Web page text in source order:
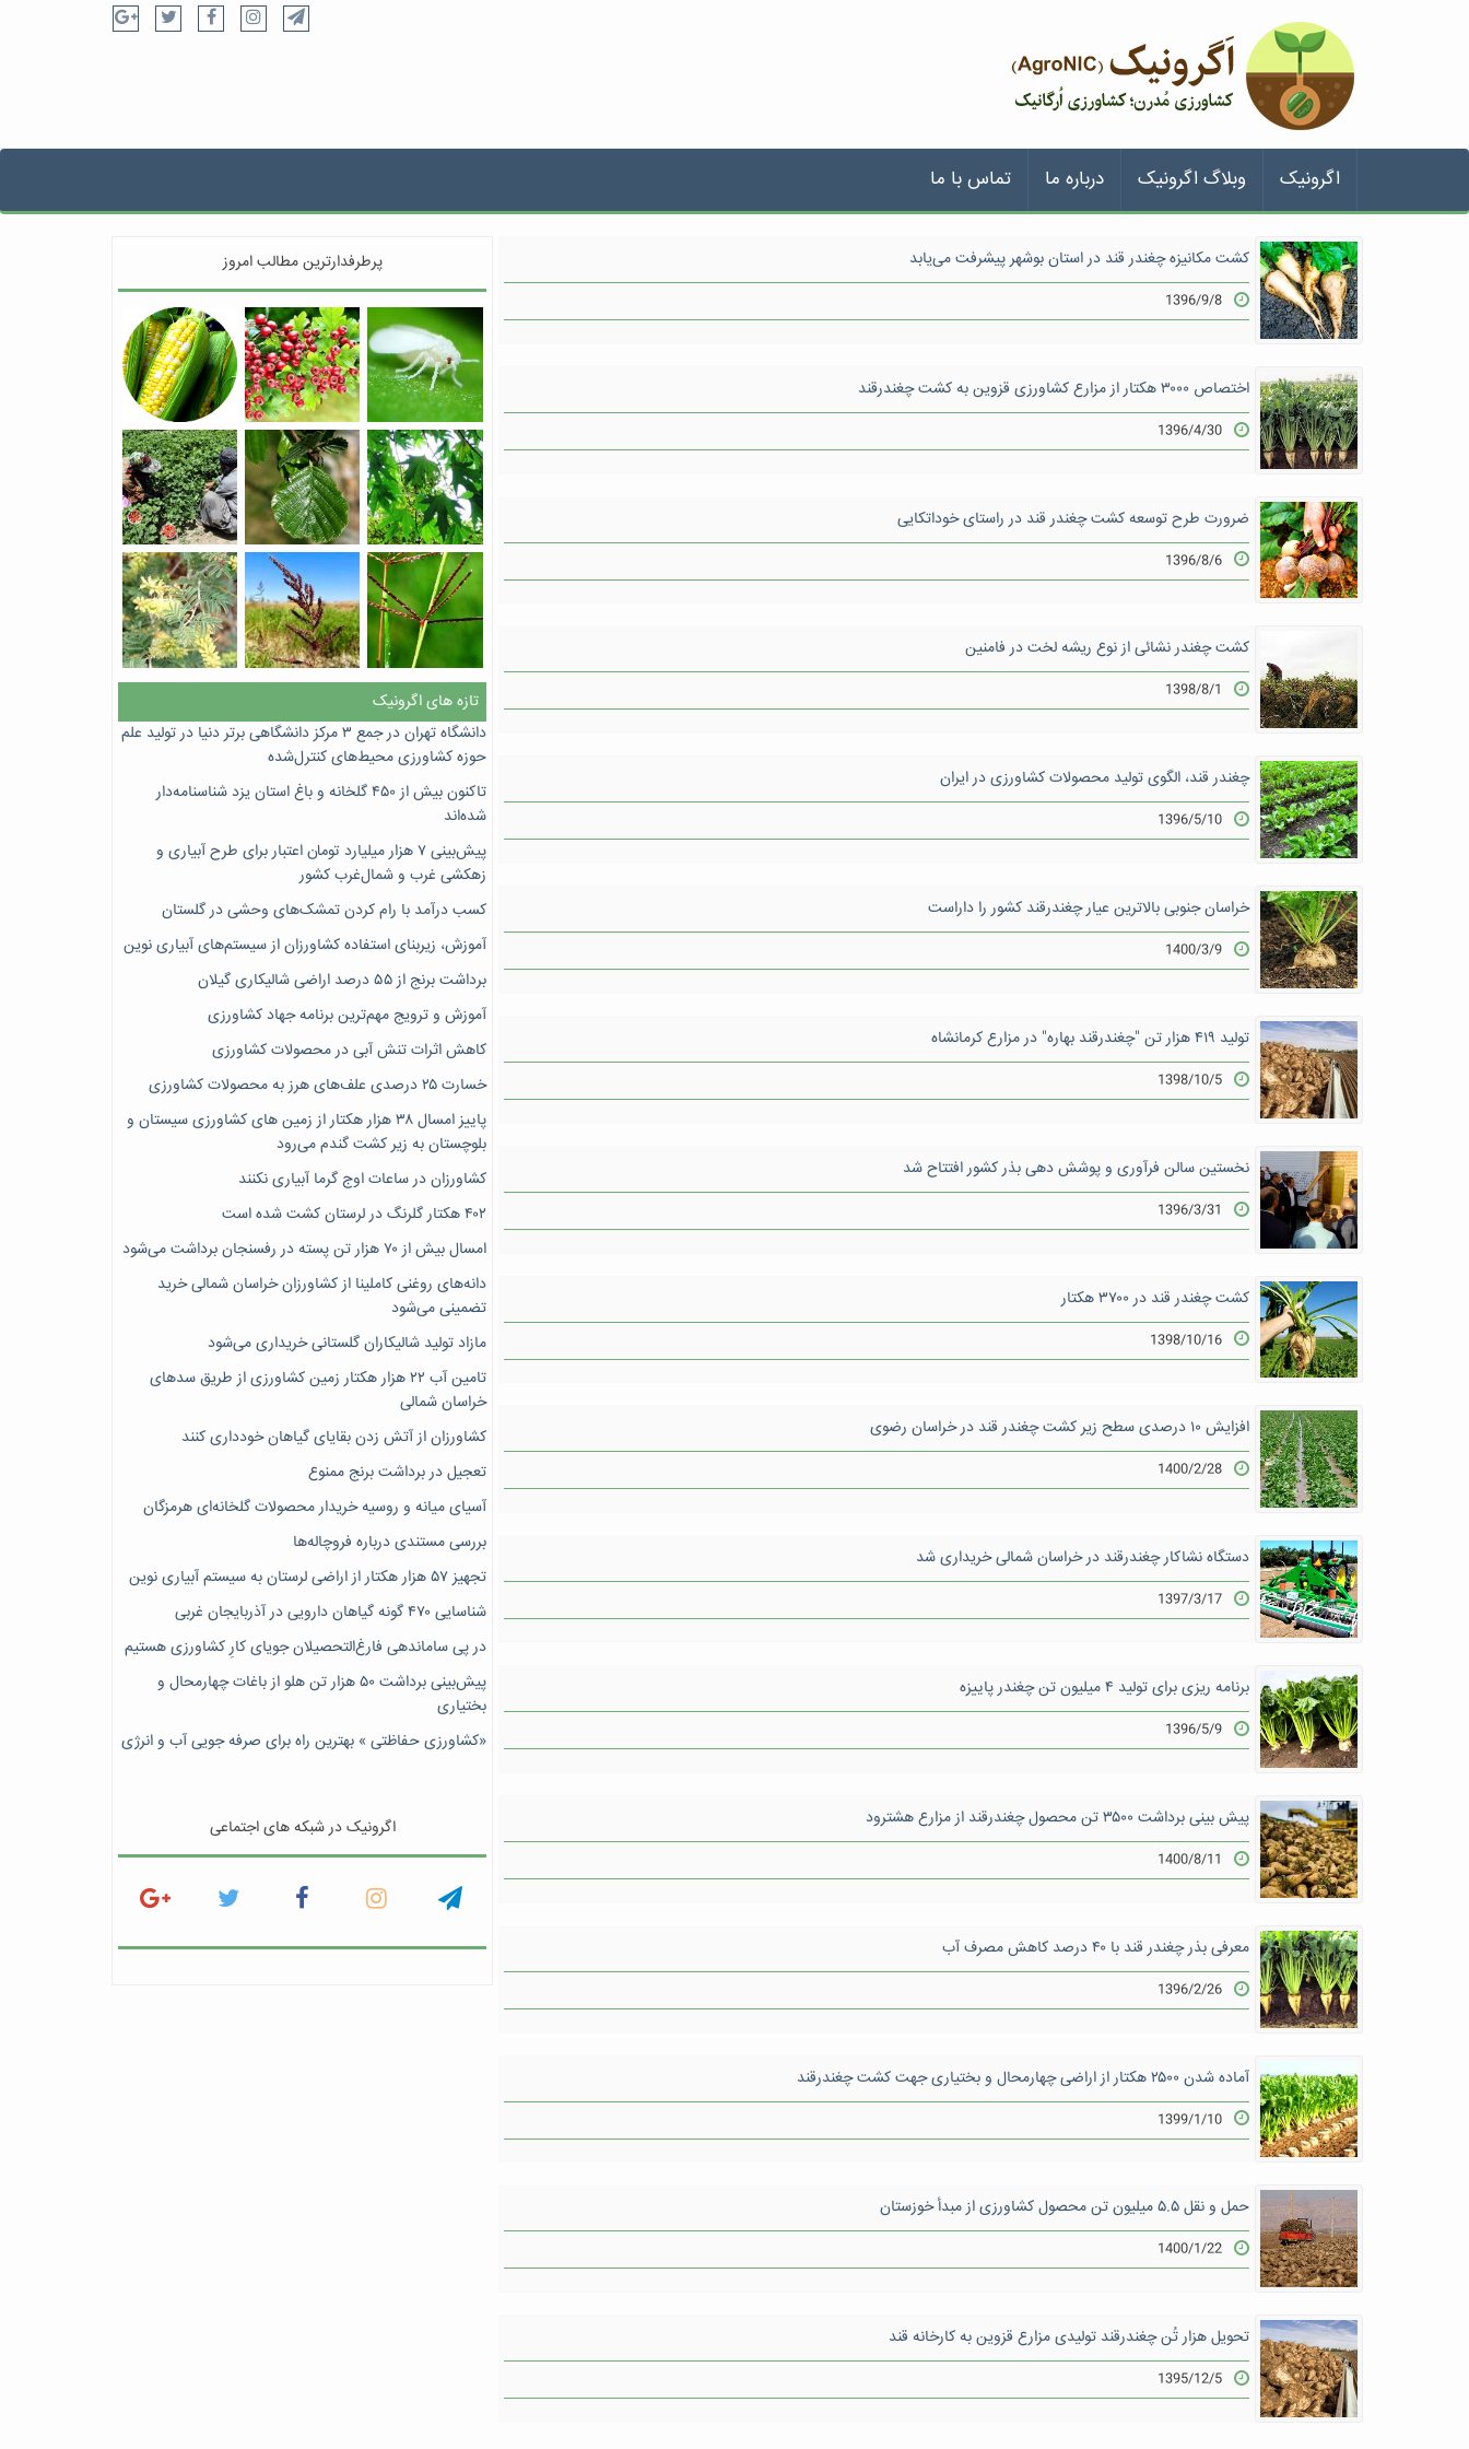
اگرونیک وبلاگ اگرونیک درباره ما تماس با ما
کشت مکانیزه چغندر قند در استان بوشهر پیشرفت می‌یابد
1396/9/8
اختصاص ۳۰۰۰ هکتار از مزارع کشاورزی قزوین به کشت چغندرقند ‌
1396/4/30
ضرورت طرح توسعه کشت چغندر قند در راستای خوداتکایی
1396/8/6
کشت چغندر نشائی از نوع ریشه لخت در فامنین
1398/8/1
چغندر قند، الگوی تولید محصولات کشاورزی در ایران
1396/5/10
خراسان جنوبی بالاترین عیار چغندرقند کشور را داراست
1400/3/9
تولید ۴۱۹ هزار تن "چغندرقند بهاره" در مزارع کرمانشاه
1398/10/5
نخستین سالن فرآوری و پوشش دهی بذر کشور افتتاح شد
1396/3/31
کشت چغندر قند در ۳۷۰۰ هکتار
1398/10/16
افزایش ۱۰ درصدی سطح زیر کشت چغندر قند در خراسان رضوی
1400/2/28
دستگاه نشاکار چغندرقند در خراسان شمالی خریداری شد
1397/3/17
برنامه ریزی برای تولید ۴ میلیون تن چغندر پاییزه
1396/5/9
پیش بینی برداشت ۳۵۰۰ تن محصول چغندرقند از مزارع هشترود
1400/8/11
معرفی بذر چغندر قند با ۴۰ درصد کاهش مصرف آب
1396/2/26
آماده شدن ۲۵۰۰ هکتار از اراضی چهارمحال و بختیاری جهت کشت چغندرقند
1399/1/10
حمل و نقل ۵.۵ میلیون تن محصول کشاورزی از مبدأ خوزستان
1400/1/22
تحویل هزار تُن چغندرقند تولیدی مزارع قزوین به کارخانه قند
1395/12/5
پرطرفدارترین مطالب امروز
تازه های اگرونیک
دانشگاه تهران در جمع ۳ مرکز دانشگاهی برتر دنیا در تولید علم
حوزه کشاورزی محیط‌های کنترل‌شده
تاکنون بیش از ۴۵۰ گلخانه و باغ استان یزد شناسنامه‌دار
شده‌اند
پیش‌بینی ۷‌ هزار میلیارد تومان اعتبار برای طرح آبیاری و
زهکشی غرب و شمال‌غرب کشور
کسب درآمد با رام کردن تمشک‌های وحشی در گلستان
آموزش، زیربنای استفاده کشاورزان از سیستم‌های آبیاری نوین
برداشت برنج از ۵۵ درصد اراضی شالیکاری گیلان
آموزش و ترویج مهم‌ترین برنامه جهاد کشاورزی
کاهش اثرات تنش آبی در محصولات کشاورزی
خسارت ۲۵ درصدی علف‌های هرز به محصولات کشاورزی
پاییز امسال ۳۸ هزار هکتار از زمین های کشاورزی سیستان و
بلوچستان به زیر کشت گندم می‌رود
کشاورزان در ساعات اوج گرما آبیاری نکنند
۴۰۲ هکتار گلرنگ در لرستان کشت شده است
امسال بیش از ۷۰ هزار تن پسته در رفسنجان برداشت می‌شود
دانه‌های روغنی کاملینا از کشاورزان خراسان شمالی خرید
تضمینی می‌شود
مازاد تولید شالیکاران گلستانی خریداری می‌شود
تامین آب ۲۲ هزار هکتار زمین کشاورزی از طریق سدهای
خراسان شمالی
کشاورزان از آتش زدن بقایای گیاهان خودداری کنند
تعجیل در برداشت برنج ممنوع
آسیای میانه و روسیه خریدار محصولات گلخانه‌ای هرمزگان
بررسی مستندی درباره فروچاله‌ها
تجهیز ۵۷ هزار هکتار از اراضی لرستان به سیستم آبیاری نوین
شناسایی ۴۷٠ گونه گیاهان دارویی در آذربایجان غربی
در پی ساماندهی فارغ‌التحصیلان جویای کارِ کشاورزی هستیم
پیش‎‌بینی برداشت ۵۰ هزار تن هلو از باغات چهارمحال و
بختیاری
«کشاورزی حفاظتی » بهترین راه برای صرفه جویی آب و انرژی
اگرونیک در شبکه های اجتماعی